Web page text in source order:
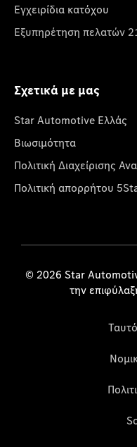
Εγχειρίδια κατόχου
Εξυπηρέτηση πελατών
Σχετικά με μας
Star Automotive Ελλάς
Βιωσιμότητα
Πολιτική Διαχείρισης
Πολιτική απορρήτου
© 2026 Star
την